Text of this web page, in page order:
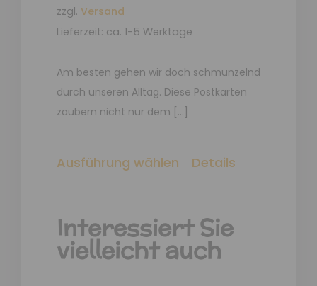
zzgl. Versand
Lieferzeit: ca. 1-5 Werktage
Am besten gehen wir doch schmunzelnd
durch unseren Alltag. Diese Postkarten
zaubern nicht nur dem […]
Ausführung wählen Details
Interessiert Sie
vielleicht auch